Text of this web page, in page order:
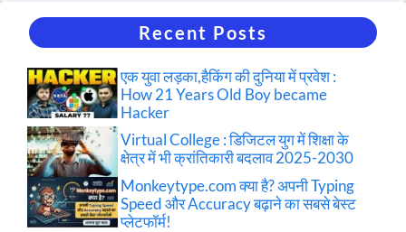
Recent Posts
एक युवा लड़का,हैकिंग की दुनिया में प्रवेश :
How 21 Years Old Boy became
Hacker
Virtual College : डिजिटल युग में शिक्षा के
क्षेत्र में भी क्रांतिकारी बदलाव 2025-2030
Monkeytype.com क्या है? अपनी Typing
Speed और Accuracy बढ़ाने का सबसे बेस्ट
प्लेटफॉर्म!